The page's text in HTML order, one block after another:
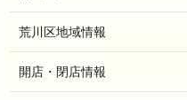
荒川区地域情報
開店・閉店情報